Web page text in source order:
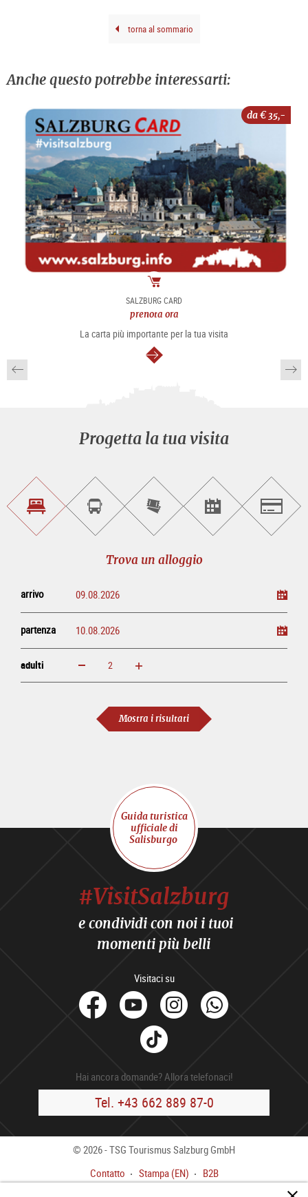
torna al sommario
Anche questo potrebbe interessarti:
da €35,-
Pacchetto
SALZBURG CARD
prenota ora
La carta più importante per la tua visita
segue
Progetta la tua visita
Trova
un
alloggio
Prenota
un
sightseeing
Compra
biglietti
Trova
gli
eventi
Trova un alloggio
arrivo
partenza
adulti ingrandisci diminuisci
Mostra i risultati
Guida turistica
ufficiale di
Salisburgo
#VisitSalzburg
e condividi con noi i tuoi
momenti più belli
Visitaci su
facebook
YoutubeInstagram
Tik
Tok
Hai ancora domande? Allora telefonaci!
Tel. +43 662 889 87-0
© 2026 - TSG Tourismus Salzburg GmbH
Contatto
Stampa (EN)
B2B